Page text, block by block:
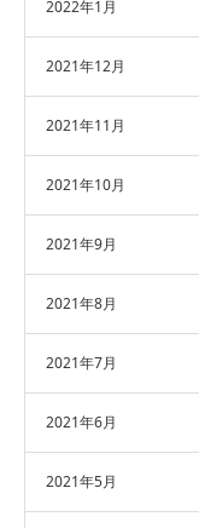
2022年1月
2021年12月
2021年11月
2021年10月
2021年9月
2021年8月
2021年7月
2021年6月
2021年5月